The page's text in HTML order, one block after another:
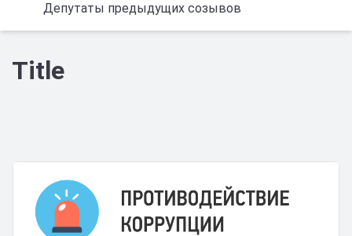
Депутаты предыдущих созывов
Title